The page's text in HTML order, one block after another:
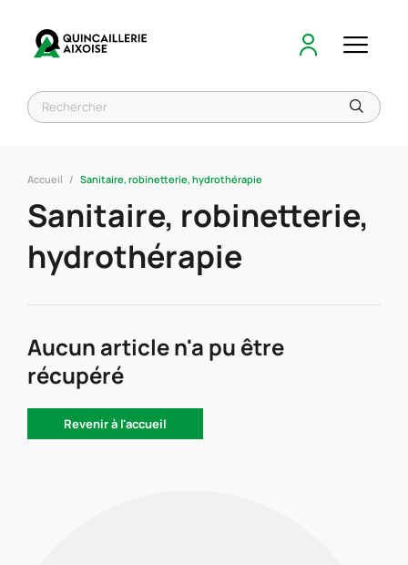
Accueil Sanitaire, robinetterie, hydrothérapie
Sanitaire, robinetterie,
hydrothérapie
Aucun article n'a pu être
récupéré
Revenir à l'accueil